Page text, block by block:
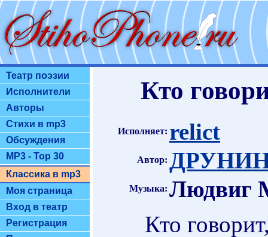
Театр поэзии
Исполнители
Авторы
Стихи в mp3
Обсуждения
MP3 - Top 30
Классика в mp3
Моя страница
Вход в театр
Регистрация
Кто
Исполняет: relict
Автор:
Музыка: Людвиг
Кто